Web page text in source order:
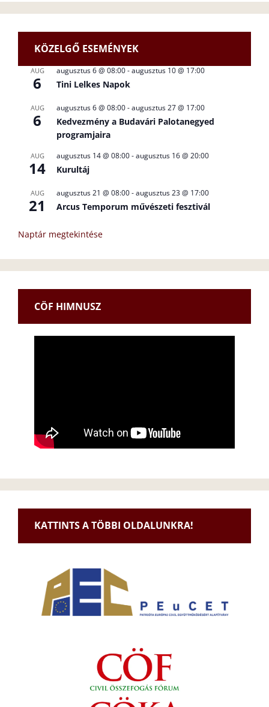
KÖZELGŐ ESEMÉNYEK
AUG
6
augusztus 6 @ 08:00-augusztus 10 @ 17:00
Tini Lelkes Napok
AUG
6
augusztus 6 @ 08:00-augusztus 27 @ 17:00
Kedvezmény a Budavári Palotanegyed
programjaira
AUG
14
augusztus 14 @ 08:00-augusztus 16 @ 20:00
Kurultáj
AUG
21
augusztus 21 @ 08:00-augusztus 23 @ 17:00
Arcus Temporum művészeti fesztivál
Naptár megtekintése
CÖF HIMNUSZ
KATTINTS A TÖBBI OLDALUNKRA!